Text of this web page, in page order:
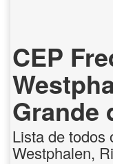
CEP
Grande
Lista de todos
Westphalen,